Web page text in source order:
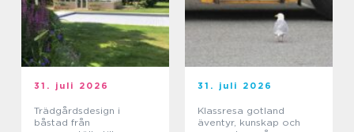
31. juli 2026
Trädgårdsdesign i
båstad från
31. juli 2026
Klassresa gotland
äventyr, kunskap och